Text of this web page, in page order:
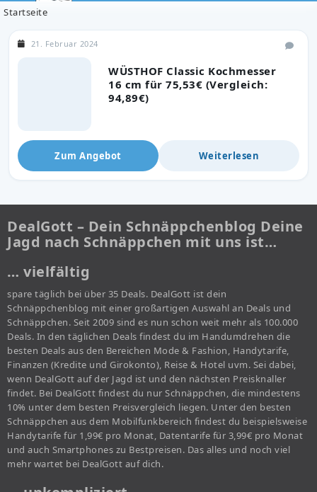
Startseite
WÜSTHOF Classic Kochmesser
16 cm für 75,53€ (Vergleich:
94,89€)
21. Februar 2024
Zum Angebot Weiterlesen
DealGott – Dein Schnäppchenblog Deine
Jagd nach Schnäppchen mit uns ist…
… vielfältig
spare täglich bei über 35 Deals. DealGott ist dein
Schnäppchenblog mit einer großartigen Auswahl an Deals und
Schnäppchen. Seit 2009 sind es nun schon weit mehr als 100.000
Deals. In den täglichen Deals findest du im Handumdrehen die
besten Deals aus den Bereichen Mode & Fashion, Handytarife,
Finanzen (Kredite und Girokonto), Reise & Hotel uvm. Sei dabei,
wenn DealGott auf der Jagd ist und den nächsten Preisknaller
findet. Bei DealGott findest du nur Schnäppchen, die mindestens
10% unter dem besten Preisvergleich liegen. Unter den besten
Schnäppchen aus dem Mobilfunkbereich findest du beispielsweise
Handytarife für 1,99€ pro Monat, Datentarife für 3,99€ pro Monat
und auch Smartphones zu Bestpreisen. Das alles und noch viel
mehr wartet bei DealGott auf dich.